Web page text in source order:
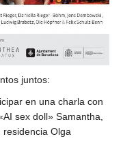
juntos:
en una charla con
sex doll» Samantha,
Olga